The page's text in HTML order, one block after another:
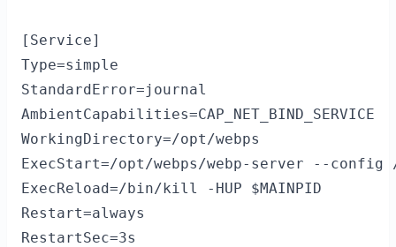
[Service]
Type=simple
StandardError=journal
AmbientCapabilities=CAP_NET_BIND_SERVICE
WorkingDirectory=/opt/webps
ExecStart=/opt/webps/webp-server --
ExecReload=/bin/kill -HUP $MAINPID
Restart=always
RestartSec=3s